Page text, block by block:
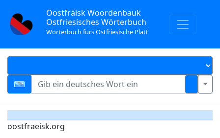
Oostfräisk Woordenbauk
Ostfriesisches Wörterbuch
Wörterbuch fürs Ostfriesische Platt
oostfraeisk.org